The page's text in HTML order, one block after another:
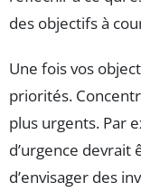
des objectifs à
Une fois vos
priorités.
plus urgents. Par
d’urgence
d’envisager des